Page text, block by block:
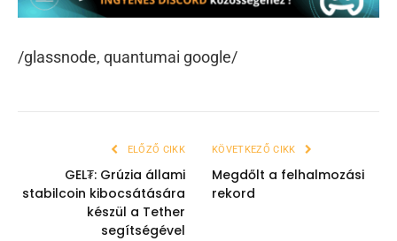
/glassnode, quantumai google/
ELŐZŐ CIKK
GEL₮: Grúzia állami
stabilcoin kibocsátására
készül a Tether
segítségével
KÖVETKEZŐ CIKK
Megdőlt a felhalmozási
rekord